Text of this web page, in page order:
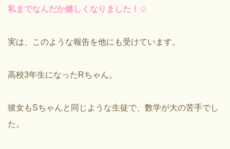
私までなんだか嬉しくなりました！☺️
実は、このような報告を他にも受けています。
高校3年生になったRちゃん。
彼女もSちゃんと同じような生徒で、数学が大の苦手でし
た。